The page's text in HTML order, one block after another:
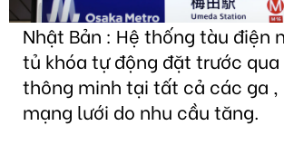
Nhật Bản : Hệ thống tàu điện
tủ khóa tự động đặt trước
thông minh tại tất cả các ga ,
mạng lưới do nhu cầu tăng.